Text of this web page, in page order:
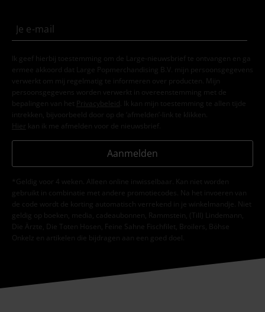
Ik geef hierbij toestemming om de Large-nieuwsbrief te ontvangen en ga
ermee akkoord dat Large Popmerchandising B.V. mijn persoonsgegevens
verwerkt om mij regelmatig te informeren over producten. Mijn
persoonsgegevens worden verwerkt in overeenstemming met de
bepalingen van het
Privacybeleid . Ik kan mijn toestemming te allen tijde
intrekken, bijvoorbeeld door op de ‘afmelden’-link te klikken.
Hier kan ik me afmelden voor de nieuwsbrief.
Aanmelden
*Geldig voor 4 weken. Alleen online inwisselbaar. Kan niet worden
gebruikt in combinatie met andere promotiecodes. Na het invoeren van
de code wordt de korting automatisch verrekend in je winkelmandje. Niet
geldig op boeken, media, cadeaubonnen, Rammstein, (Till) Lindemann,
Die Ärzte, Die Toten Hosen, Feine Sahne Fischfilet, Broilers, Böhse
Onkelz en artikelen die bijdragen aan een goed doel.